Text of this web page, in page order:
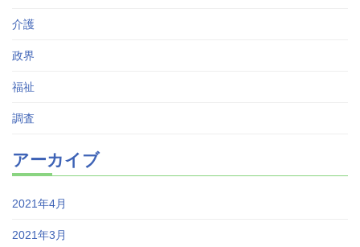
介護
政界
福祉
調査
アーカイブ
2021年4月
2021年3月